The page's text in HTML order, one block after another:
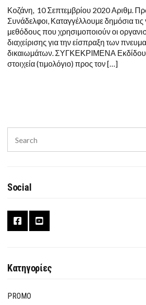
Κοζάνη, 10 Σεπτεμβρίου 2020 Αριθμ.
Συνάδελφοι, Καταγγέλλουμε δημόσια
μεθόδους που χρησιμοποιούν οι
διαχείρισης για την είσπραξη των
δικαιωμάτων. ΣΥΓΚΕΚΡΙΜΕΝΑ
στοιχεία (τιμολόγιο) προς τον […]
for:
Social
Κατηγορίες
PROMO